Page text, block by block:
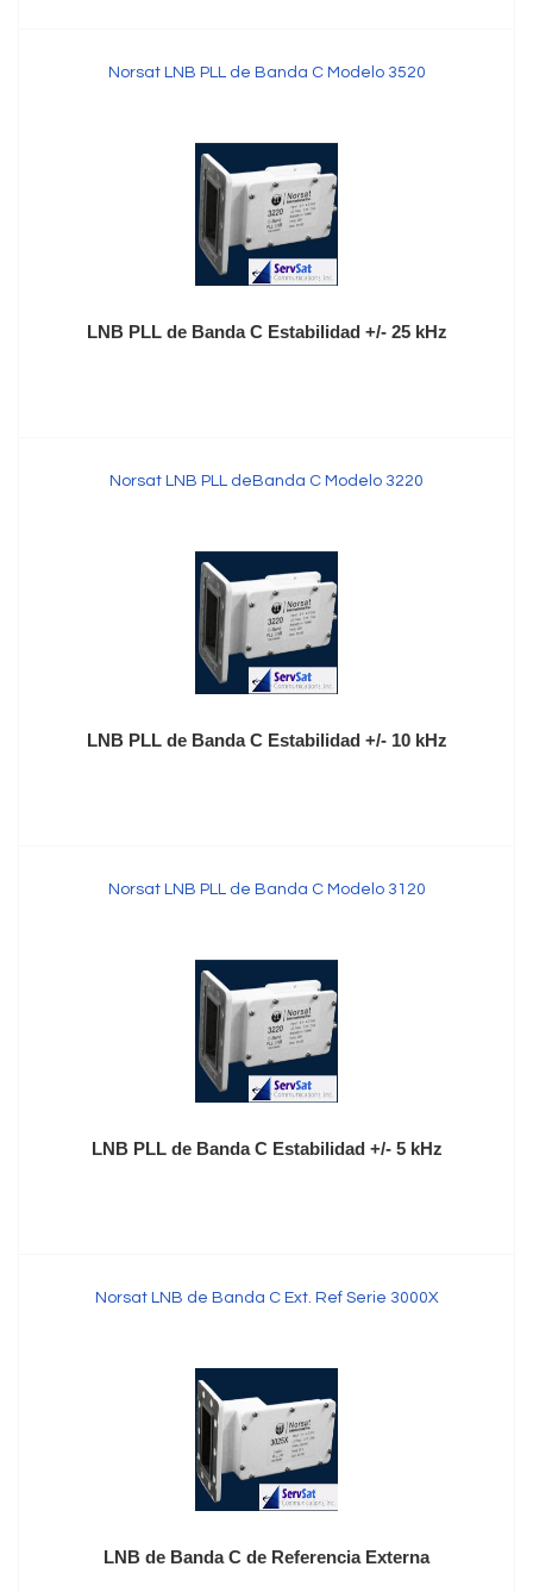
Norsat LNB PLL de Banda C Modelo 3520
LNB PLL de Banda C Estabilidad +/- 25 kHz
Norsat LNB PLL deBanda C Modelo 3220
LNB PLL de Banda C Estabilidad +/- 10 kHz
Norsat LNB PLL de Banda C Modelo 3120
LNB PLL de Banda C Estabilidad +/- 5 kHz
Norsat LNB de Banda C Ext. Ref Serie 3000X
LNB de Banda C de Referencia Externa